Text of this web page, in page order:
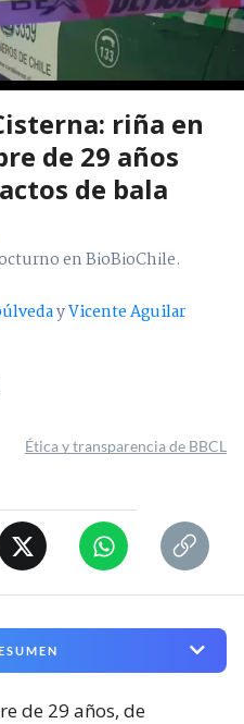
riña en
de 29 años
de bala
en BioBioChile.
yVicente Aguilar
Ética y transparencia de BBCL
de 29 años, de